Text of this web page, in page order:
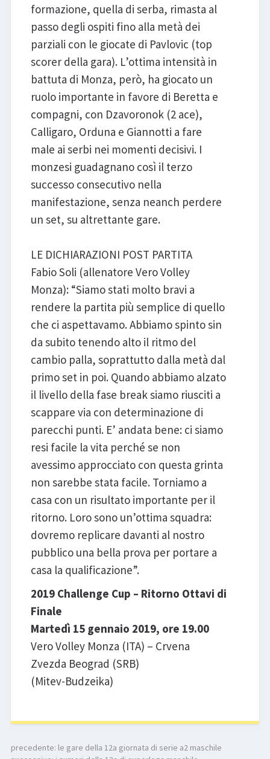
formazione, quella di serba, rimasta al
passo degli ospiti fino alla metà dei
parziali con le giocate di Pavlovic (top
scorer della gara). L’ottima intensità in
battuta di Monza, però, ha giocato un
ruolo importante in favore di Beretta e
compagni, con Dzavoronok (2 ace),
Calligaro, Orduna e Giannotti a fare
male ai serbi nei momenti decisivi. I
monzesi guadagnano così il terzo
successo consecutivo nella
manifestazione, senza neanch perdere
un set, su altrettante gare.
LE DICHIARAZIONI POST PARTITA
Fabio Soli (allenatore Vero Volley
Monza): “Siamo stati molto bravi a
rendere la partita più semplice di quello
che ci aspettavamo. Abbiamo spinto sin
da subito tenendo alto il ritmo del
cambio palla, soprattutto dalla metà dal
primo set in poi. Quando abbiamo alzato
il livello della fase break siamo riusciti a
scappare via con determinazione di
parecchi punti. E’ andata bene: ci siamo
resi facile la vita perché se non
avessimo approcciato con questa grinta
non sarebbe stata facile. Torniamo a
casa con un risultato importante per il
ritorno. Loro sono un’ottima squadra:
dovremo replicare davanti al nostro
pubblico una bella prova per portare a
casa la qualificazione”.
2019 Challenge Cup – Ritorno Ottavi di
Finale
Martedì 15 gennaio 2019, ore 19.00
Vero Volley Monza (ITA) – Crvena
Zvezda Beograd (SRB)
(Mitev-Budzeika)
precedente: le gare della 12a giornata di serie a2 maschile